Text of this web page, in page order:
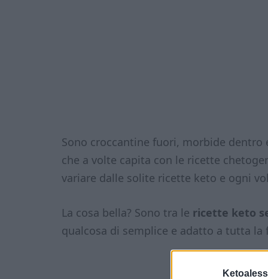
Sono croccantine fuori, morbide
che a volte capita con le ricette
variare dalle solite ricette keto e ogni
La cosa bella? Sono tra le ricette keto
qualcosa di semplice e adatto a tutta la